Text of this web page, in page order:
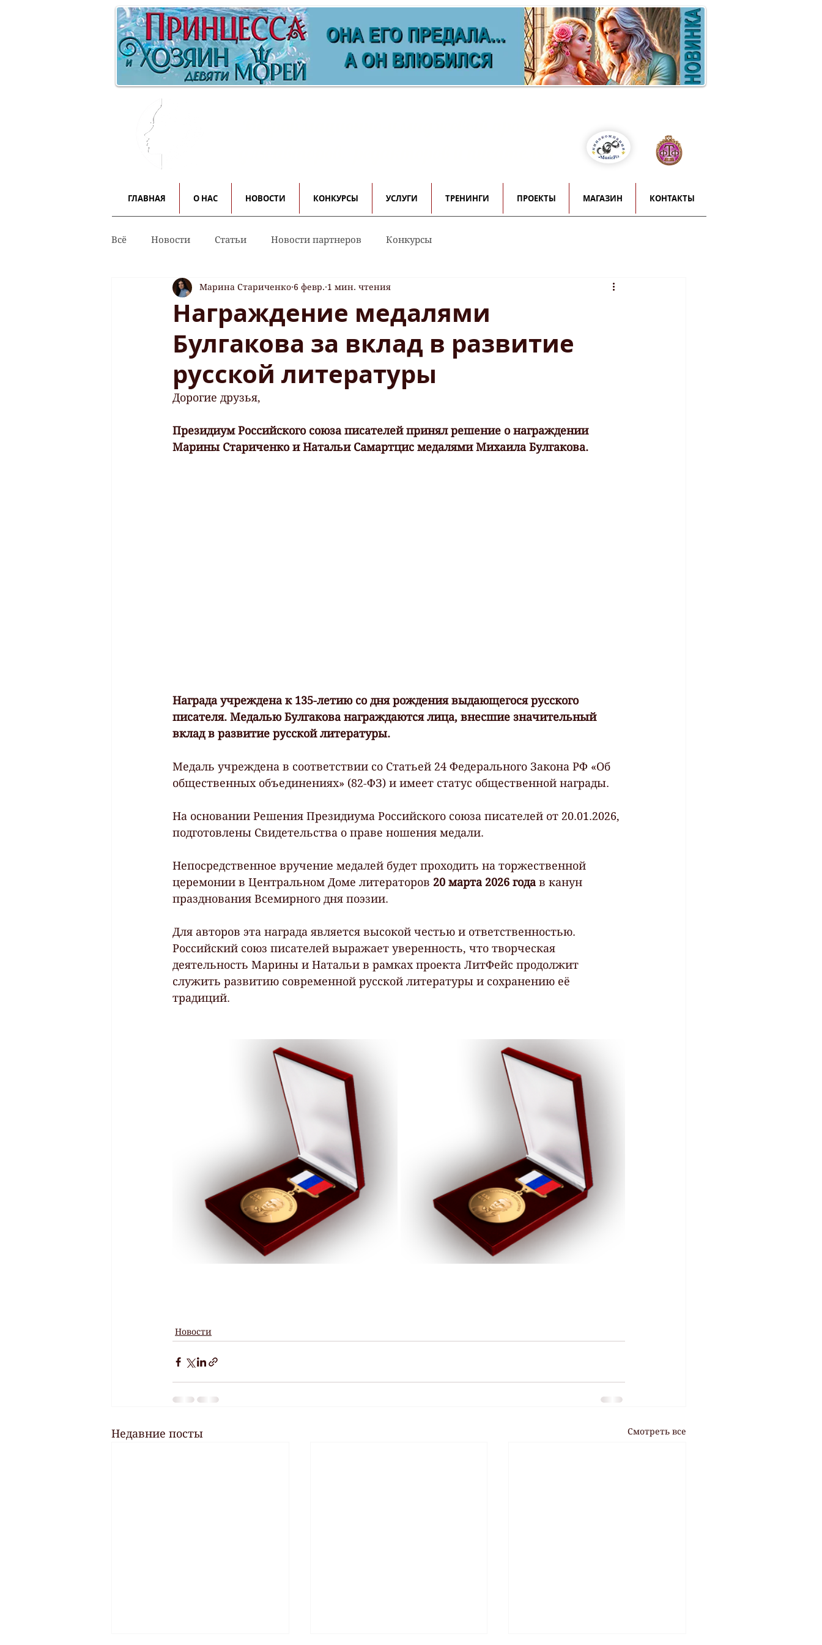
ГЛАВНАЯ О НАС НОВОСТИ КОНКУРСЫ УСЛУГИ ТРЕНИНГИ ПРОЕКТЫ МАГАЗИН КОНТАКТЫ
Всё Новости Статьи Новости партнеров Конкурсы
Награждение медалями
Булгакова за вклад в развитие
русской литературы
Марина Стариченко 6 февр. 1 мин. чтения
Дорогие друзья,
Президиум Российского союза писателей принял решение о награждении
Марины Стариченко и Натальи Самартцис медалями Михаила Булгакова.
Награда учреждена к 135-летию со дня рождения выдающегося русского
писателя. Медалью Булгакова награждаются лица, внесшие значительный
вклад в развитие русской литературы.
Медаль учреждена в соответствии со Статьей 24 Федерального Закона РФ «Об
общественных объединениях» (82-ФЗ) и имеет статус общественной награды.
На основании Решения Президиума Российского союза писателей от 20.01.2026,
подготовлены Свидетельства о праве ношения медали.
Непосредственное вручение медалей будет проходить на торжественной
церемонии в Центральном Доме литераторов 20 марта 2026 года в канун
празднования Всемирного дня поэзии.
Для авторов эта награда является высокой честью и ответственностью.
Российский союз писателей выражает уверенность, что творческая
деятельность Марины и Натальи в рамках проекта ЛитФейс продолжит
служить развитию современной русской литературы и сохранению её
традиций.
Новости
Недавние посты Смотреть все